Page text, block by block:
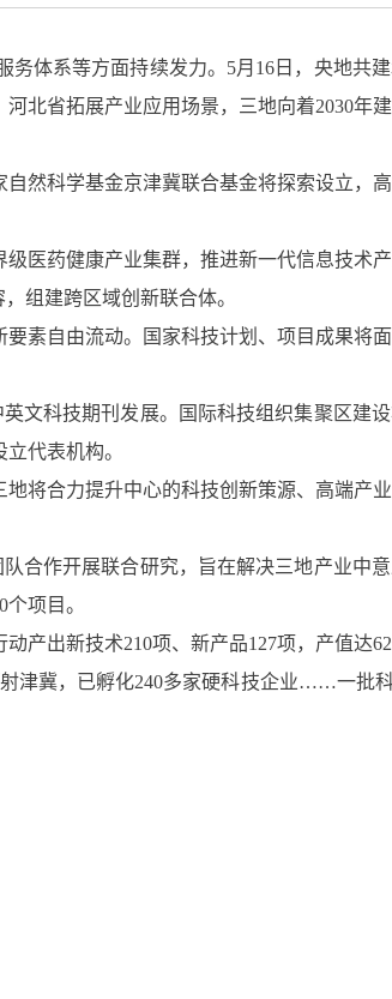
体系等方面持续发力。5月16日，央地共
北省拓展产业应用场景，三地向着2030年
然科学基金京津冀联合基金将探索设立，
医药健康产业集群，推进新一代信息技术
组建跨区域创新联合体。
素自由流动。国家科技计划、项目成果将
文科技期刊发展。国际科技组织集聚区建
代表机构。
将合力提升中心的科技创新策源、高端产
合作开展联合研究，旨在解决三地产业中
项目。
产出新技术210项、新产品127项，产值达
津冀，已孵化240多家硬科技企业……一批